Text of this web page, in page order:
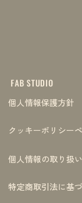
FAB STUDIO
個人情報保護方針